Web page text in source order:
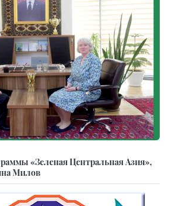
«Зеленая Центральная Азия»,
Милов